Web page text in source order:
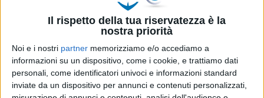
Il rispetto della tua riservatezza è la
nostra priorità
Noi e i nostri partner memorizziamo e/o accediamo a
informazioni su un dispositivo, come i cookie, e trattiamo dati
personali, come identificatori univoci e informazioni standard
inviate da un dispositivo per annunci e contenuti personalizzati,
Altra lettera di Anastassov ai
dipendenti di Ferretti Group:
“Dobbiamo essere i più
innovativi”